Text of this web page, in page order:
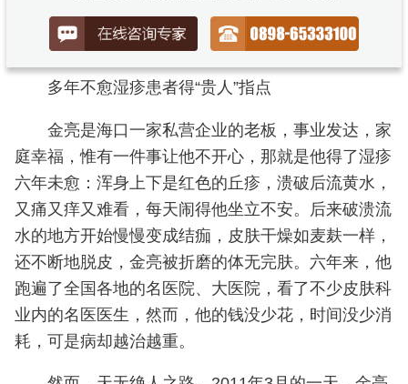
多年不愈湿疹患者得“贵人”指点
金亮是海口一家私营企业的老板，事业发达，家
庭幸福，惟有一件事让他不开心，那就是他得了湿疹
六年未愈：浑身上下是红色的丘疹，溃破后流黄水，
又痛又痒又难看，每天闹得他坐立不安。后来破溃流
水的地方开始慢慢变成结痂，皮肤干燥如麦麸一样，
还不断地脱皮，金亮被折磨的体无完肤。六年来，他
跑遍了全国各地的名医院、大医院，看了不少皮肤科
业内的名医医生，然而，他的钱没少花，时间没少消
耗，可是病却越治越重。